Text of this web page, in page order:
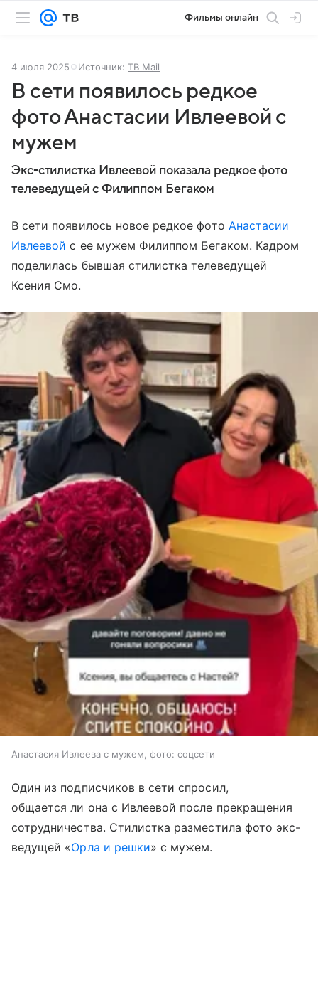
Фильмы онлайн
4 июля 2025 Источник: ТВ Mail
В сети появилось редкое
фото Анастасии Ивлеевой с
мужем
Экс-стилистка Ивлеевой показала редкое фото
телеведущей с Филиппом Бегаком
В сети появилось новое редкое фото Анастасии
Ивлеевой с ее мужем Филиппом Бегаком. Кадром
поделилась бывшая стилистка телеведущей
Ксения Смо.
Анастасия Ивлеева с мужем, фото: соцсети
Один из подписчиков в сети спросил,
общается ли она с Ивлеевой после прекращения
сотрудничества. Стилистка разместила фото экс-
ведущей «Орла и решки» с мужем.